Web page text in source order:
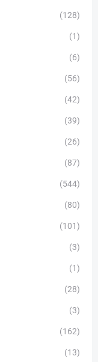
(128)
(1)
(6)
(56)
(42)
(39)
(26)
(87)
(544)
(80)
(101)
(3)
(1)
(28)
(3)
(162)
(13)